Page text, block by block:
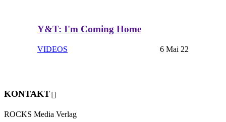
Y&T: I'm Coming Home
VIDEOS 6 Mai 22
KONTAKT
ROCKS Media Verlag